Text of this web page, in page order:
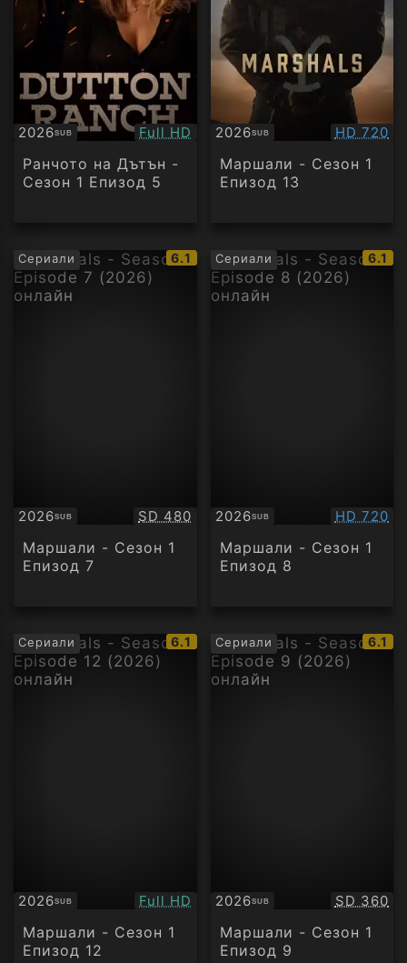
2026SUB
Субтитри Качество:
Full HD
Ранчото на Дътън -
Сезон 1 Епизод 5
2026SUB
Субтитри HD 720
Маршали - Сезон 1
Епизод 13
Сериали
IMDb
рейтинг:
6.1
2026SUB
Субтитри Качество:
SD 480
Маршали - Сезон 1
Епизод 7
Сериали
IMDb
6.1
2026SUB
Субтитри HD 720
Маршали - Сезон 1
Епизод 8
Сериали
IMDb
рейтинг:
6.1
2026SUB
Субтитри Качество:
Full HD
Маршали - Сезон 1
Епизод 12
Сериали
IMDb
6.1
2026SUB
Субтитри SD 360
Маршали - Сезон 1
Епизод 9